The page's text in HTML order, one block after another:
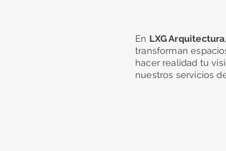
En LXG Arquitectura
transforman
hacer realidad tu
nuestros servicios